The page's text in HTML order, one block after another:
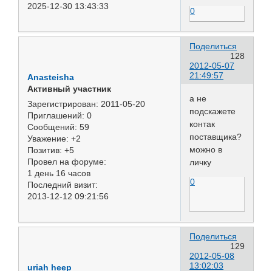
2025-12-30 13:43:33
0
Поделиться
128
2012-05-07
21:49:57
Anasteisha
Активный участник
Зарегистрирован: 2011-05-20
Приглашений: 0
Сообщений: 59
Уважение: +2
Позитив: +5
Провел на форуме:
1 день 16 часов
Последний визит:
2013-12-12 09:21:56
а не
подскажете
контак
поставщика?
можно в
личку
0
Поделиться
129
2012-05-08
13:02:03
uriah heep